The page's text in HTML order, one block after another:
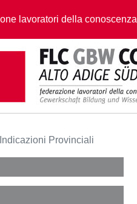
lavoratori della conoscenza
Indicazioni Provinciali